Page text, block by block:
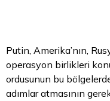
Putin, Amerika’nın,
operasyon birlikleri
ordusunun bu
adımlar atmasının